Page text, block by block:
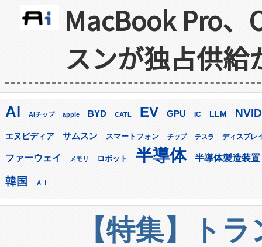
MacBook Pro
スンが独占供給
AI AIチップ apple BYD CATL EV GPU IC LLM
エヌビディア サムスン スマートフォン チップ テスラ ディスプレ
ファーウェイ メモリ ロボット 半導体 半導体製造装置
韓国 ＡＩ
【特集】ト